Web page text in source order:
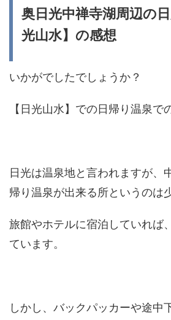
奥日光中禅寺湖周辺の
光山水】の感想
いかがでしたでしょうか？
【日光山水】での日帰り温泉で
日光は温泉地と言われますが、
帰り温泉が出来る所というのは
旅館やホテルに宿泊していれば
ています。
しかし、バックパッカーや途中